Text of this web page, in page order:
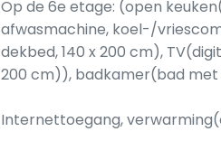
Op de 6e etage: (open
afwasmachine, koel-/
dekbed, 140 x 200 cm),
200 cm)), badkamer(bad
Internettoegang,